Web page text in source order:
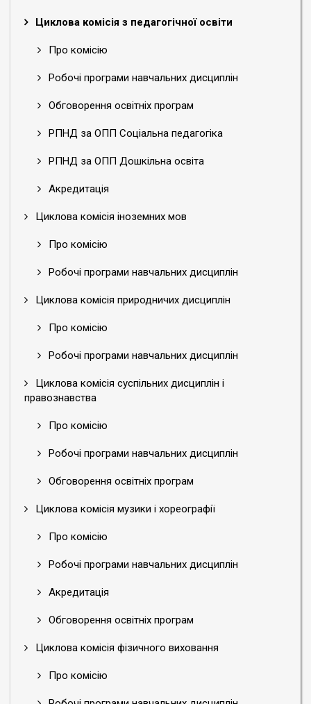
Циклова комісія з педагогічної освіти
Про комісію
Робочі програми навчальних дисциплін
Обговорення освітніх програм
РПНД за ОПП Соціальна педагогіка
РПНД за ОПП Дошкільна освіта
Акредитація
Циклова комісія іноземних мов
Про комісію
Робочі програми навчальних дисциплін
Циклова комісія природничих дисциплін
Про комісію
Робочі програми навчальних дисциплін
Циклова комісія суспільних дисциплін і
правознавства
Про комісію
Робочі програми навчальних дисциплін
Обговорення освітніх програм
Циклова комісія музики і хореографії
Про комісію
Робочі програми навчальних дисциплін
Акредитація
Обговорення освітніх програм
Циклова комісія фізичного виховання
Про комісію